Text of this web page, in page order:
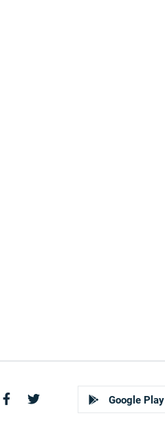
Google Play